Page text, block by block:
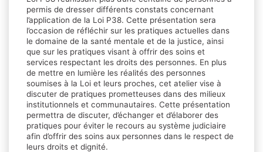
permis de dresser différents constats concernant
l’application de la Loi P38. Cette présentation sera
l’occasion de réfléchir sur les pratiques actuelles dans
le domaine de la santé mentale et de la justice, ainsi
que sur les pratiques visant à offrir des soins et
services respectant les droits des personnes. En plus
de mettre en lumière les réalités des personnes
soumises à la Loi et leurs proches, cet atelier vise à
discuter de pratiques prometteuses dans des milieux
institutionnels et communautaires. Cette présentation
permettra de discuter, d’échanger et d’élaborer des
pratiques pour éviter le recours au système judiciaire
afin d’offrir des soins aux personnes dans le respect de
leurs droits et dignité.